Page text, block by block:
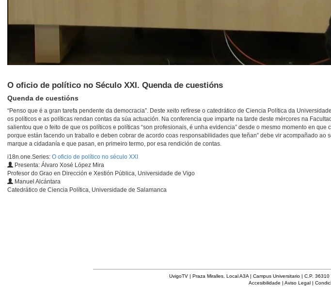
O oficio de político no Século XXI. Quenda de cuestións
Quenda de cuestións
“Penso que é a gran tarefa pendente da democracia”. Deste xeito refírese o catedrático de Ciencia Política da
os políticos e as políticas rendan contas da súa actuación. Na conferencia que imparte na tarde deste mércores na
salientou que o feito de que os políticos e políticas “son profesionais, é unha evidencia” desde o mesmo momento en que
porque están facendo un traballo e deben cobrar de acordo coas responsabilidades que teñan” debe vir acompañado ao
marque a cidadanía e que pasan, en primeiro termo, por esa rendición de contas.
i18n.one.Series: O oficio de político no século XXI
Presenta: Álvaro Xosé López Mira
Profesor do Grao en Dirección e Xestión Pública, Universidade de Vigo
Manuel Alcántara
Catedrático de Ciencia Política, Universidade de Salamanca
UvigoTV | Praza Miralles. Local A3A | Campus Universitario | C.P.
Accesibilidade | Aviso Legal|